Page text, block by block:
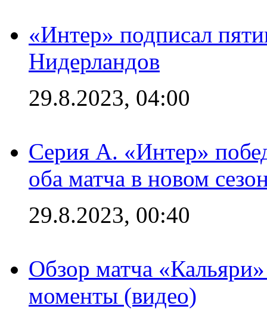
«Интер» подписал
Нидерландов
29.8.2023, 04:00
Серия А. «Интер»
оба матча в новом
29.8.2023, 00:40
Обзор матча
моменты (видео)